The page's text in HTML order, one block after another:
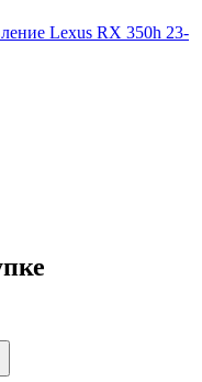
Lexus RX 350h 23-